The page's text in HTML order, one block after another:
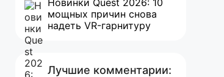
Новинки Quest 2026: 10
мощных причин снова
надеть VR-гарнитуру
Лучшие комментарии: